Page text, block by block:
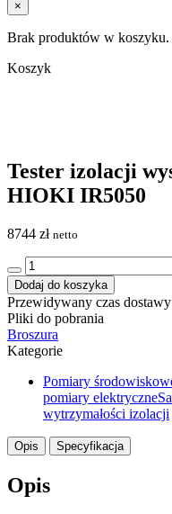
×
Brak produktów w koszyku.
Koszyk
Tester izolacji
HIOKI IR5050
8744 zł netto
ilość
Tester
izolacji
wysoko-
napięciowej
HIOKI
IR5050
Dodaj do koszyka
Przewidywany czas
Pliki do pobrania
Broszura
Kategorie
Pomiary
pomiary elektryczne
wytrzymałości izolacji
Opis Specyfikacja
Opis